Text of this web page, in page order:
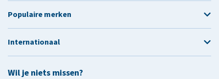
Wil je niets missen?
Populaire merken
Internationaal